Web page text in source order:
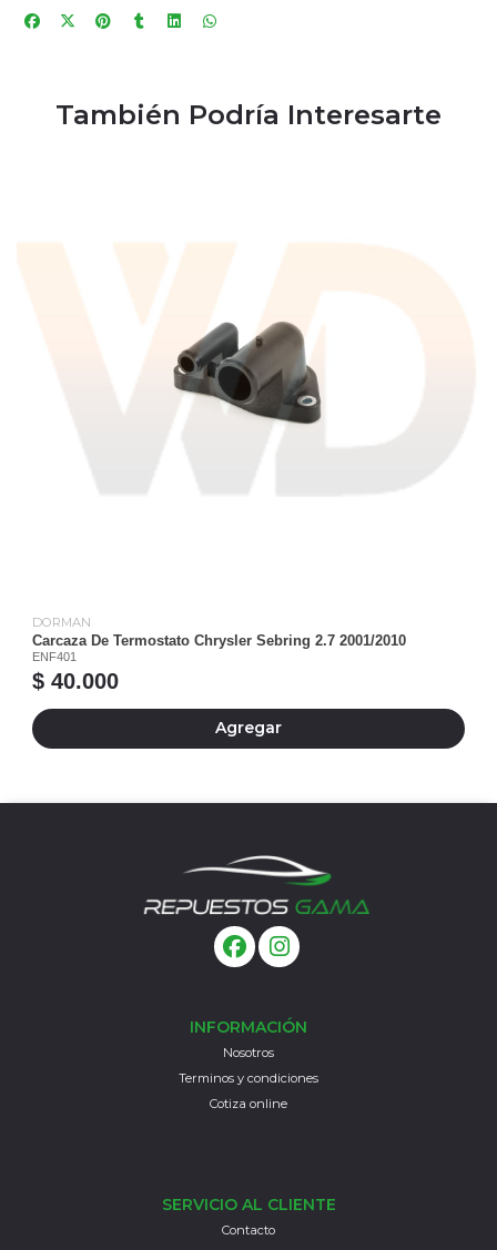
También Podría Interesarte
DORMAN
Carcaza De Termostato Chrysler Sebring 2.7 2001/2010
ENF401
$ 40.000
Agregar
INFORMACIÓN
Nosotros
Terminos y condiciones
Cotiza online
SERVICIO AL CLIENTE
Contacto